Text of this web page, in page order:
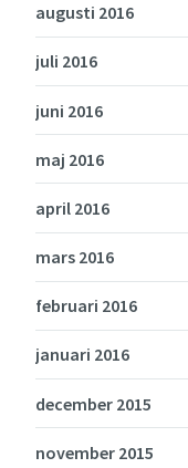
augusti 2016
juli 2016
juni 2016
maj 2016
april 2016
mars 2016
februari 2016
januari 2016
december 2015
november 2015